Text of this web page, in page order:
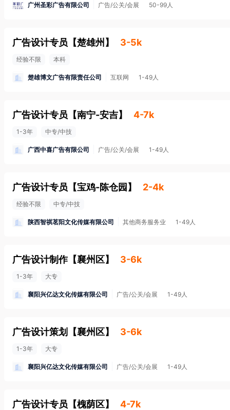
广州圣彩广告有限公司 广告/公关/会展 50-99人
广告设计专员 【楚雄州 】 3-5k
经验不限 本科
楚雄博文广告有限责任公司 互联网 1-49人
广告设计专员 【南宁-安吉】 4-7k
1-3年 中专/中技
广西中喜广告有限公司 广告/公关/会展 1-49人
广告设计专员 【宝鸡-陈仓园 】 2-4k
经验不限 中专/中技
陕西智祺茗阳文化传媒有限公司 其他商务服务业 1-49人
广告设计制作 【襄州区】 3-6k
1-3年 大专
襄阳兴亿达文化传媒有限公司 广告/公关/会展 1-49人
广告设计策划 【襄州区】 3-6k
1-3年 大专
襄阳兴亿达文化传媒有限公司 广告/公关/会展 1-49人
广告设计专员 【槐荫区】 4-7k